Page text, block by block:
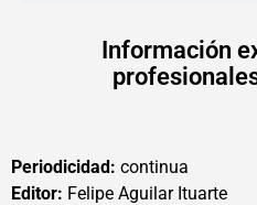
Información
Periodicidad: continua
Editor: Felipe Aguilar Ituarte